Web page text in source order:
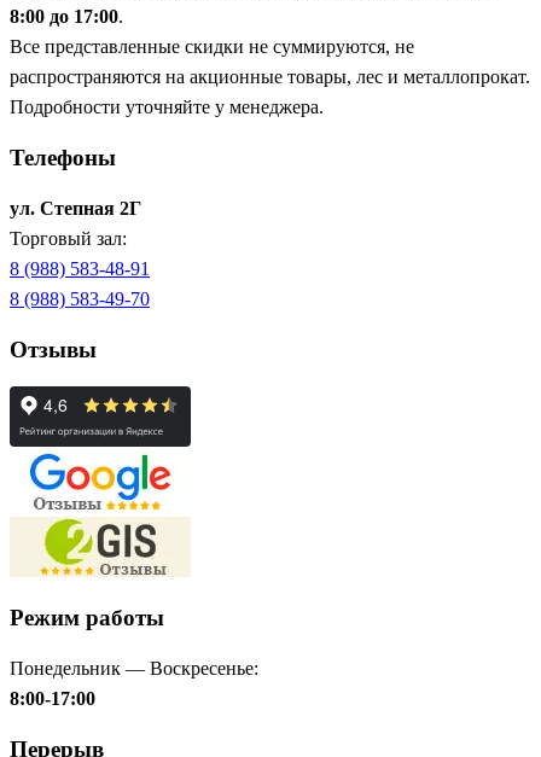
8:00 до 17:00.
Все представленные скидки не суммируются, не
распространяются на акционные товары, лес и металлопрокат.
Подробности уточняйте у менеджера.
Телефоны
ул. Степная 2Г
Торговый зал:
8 (988) 583-48-91
8 (988) 583-49-70
Отзывы
Режим работы
Понедельник — Воскресенье:
8:00-17:00
Перерыв